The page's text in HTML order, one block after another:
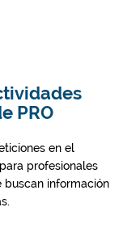
PRO
en el
profesionales
información